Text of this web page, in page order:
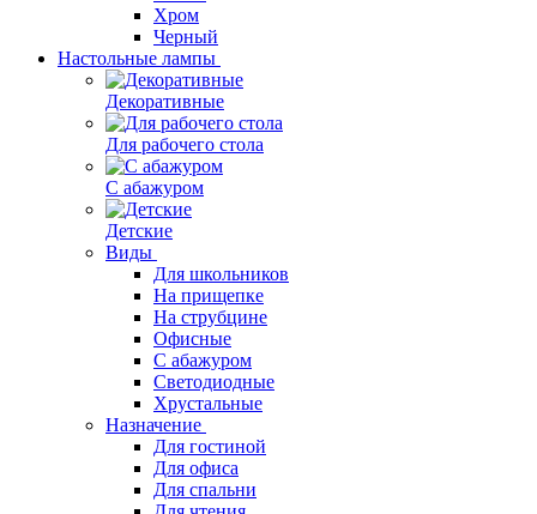
Хром
Черный
Настольные лампы
Декоративные
Для рабочего стола
С абажуром
Детские
Виды
Для школьников
На прищепке
На струбцине
Офисные
С абажуром
Светодиодные
Хрустальные
Назначение
Для гостиной
Для офиса
Для спальни